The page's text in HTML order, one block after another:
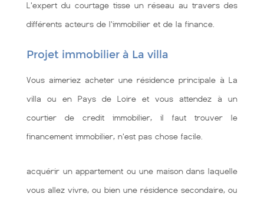
L'expert du courtage tisse un réseau au travers des
différents acteurs de l'immobilier et de la finance.
Projet immobilier à La villa
Vous aimeriez acheter une résidence principale à La
villa ou en Pays de Loire et vous attendez à un
courtier de credit immobilier, il faut trouver le
financement immobilier, n'est pas chose facile.
acquérir un appartement ou une maison dans laquelle
vous allez vivre, ou bien une résidence secondaire, ou